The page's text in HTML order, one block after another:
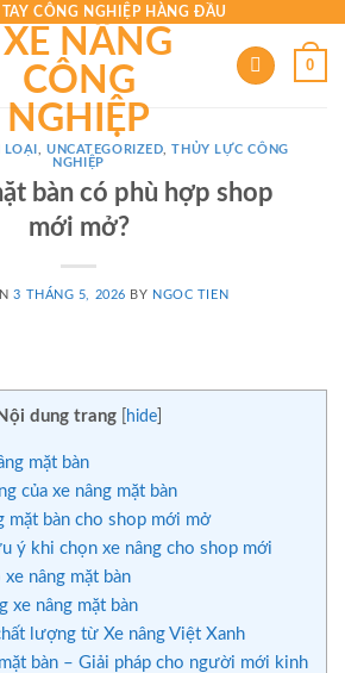
CÔNG NGHIỆP HÀNG ĐẦU
0
,UNCATEGORIZED ,THỦY LỰC CÔNG
NGHIỆP
bàn có phù hợp shop
mới mở?
3 THÁNG 5, 2026 BY NGOC TIEN
Nội dung trang hide
mặt bàn
của xe nâng mặt bàn
mặt bàn cho shop mới mở
ý khi chọn xe nâng cho shop mới
nâng mặt bàn
nâng mặt bàn
lượng từ Xe nâng Việt Xanh
bàn – Giải pháp cho người mới kinh